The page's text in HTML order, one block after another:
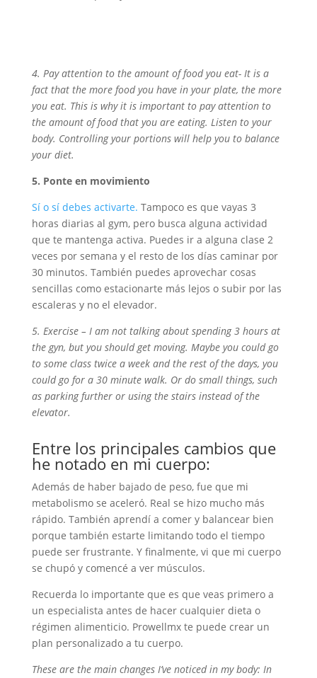
4. Pay attention to the amount of food you eat- It is a
fact that the more food you have in your plate, the more
you eat. This is why it is important to pay attention to
the amount of food that you are eating. Listen to your
body. Controlling your portions will help you to balance
your diet.
5. Ponte en movimiento
Sí o sí debes activarte. Tampoco es que vayas 3
horas diarias al gym, pero busca alguna actividad
que te mantenga activa. Puedes ir a alguna clase 2
veces por semana y el resto de los días caminar por
30 minutos. También puedes aprovechar cosas
sencillas como estacionarte más lejos o subir por las
escaleras y no el elevador.
5. Exercise – I am not talking about spending 3 hours at
the gyn, but you should get moving. Maybe you could go
to some class twice a week and the rest of the days, you
could go for a 30 minute walk. Or do small things, such
as parking further or using the stairs instead of the
elevator.
Entre los principales cambios que
he notado en mi cuerpo:
Además de haber bajado de peso, fue que mi
metabolismo se aceleró. Real se hizo mucho más
rápido. También aprendí a comer y balancear bien
porque también estarte limitando todo el tiempo
puede ser frustrante. Y finalmente, vi que mi cuerpo
se chupó y comencé a ver músculos.
Recuerda lo importante que es que veas primero a
un especialista antes de hacer cualquier dieta o
régimen alimenticio. Prowellmx te puede crear un
plan personalizado a tu cuerpo.
These are the main changes I’ve noticed in my body: In